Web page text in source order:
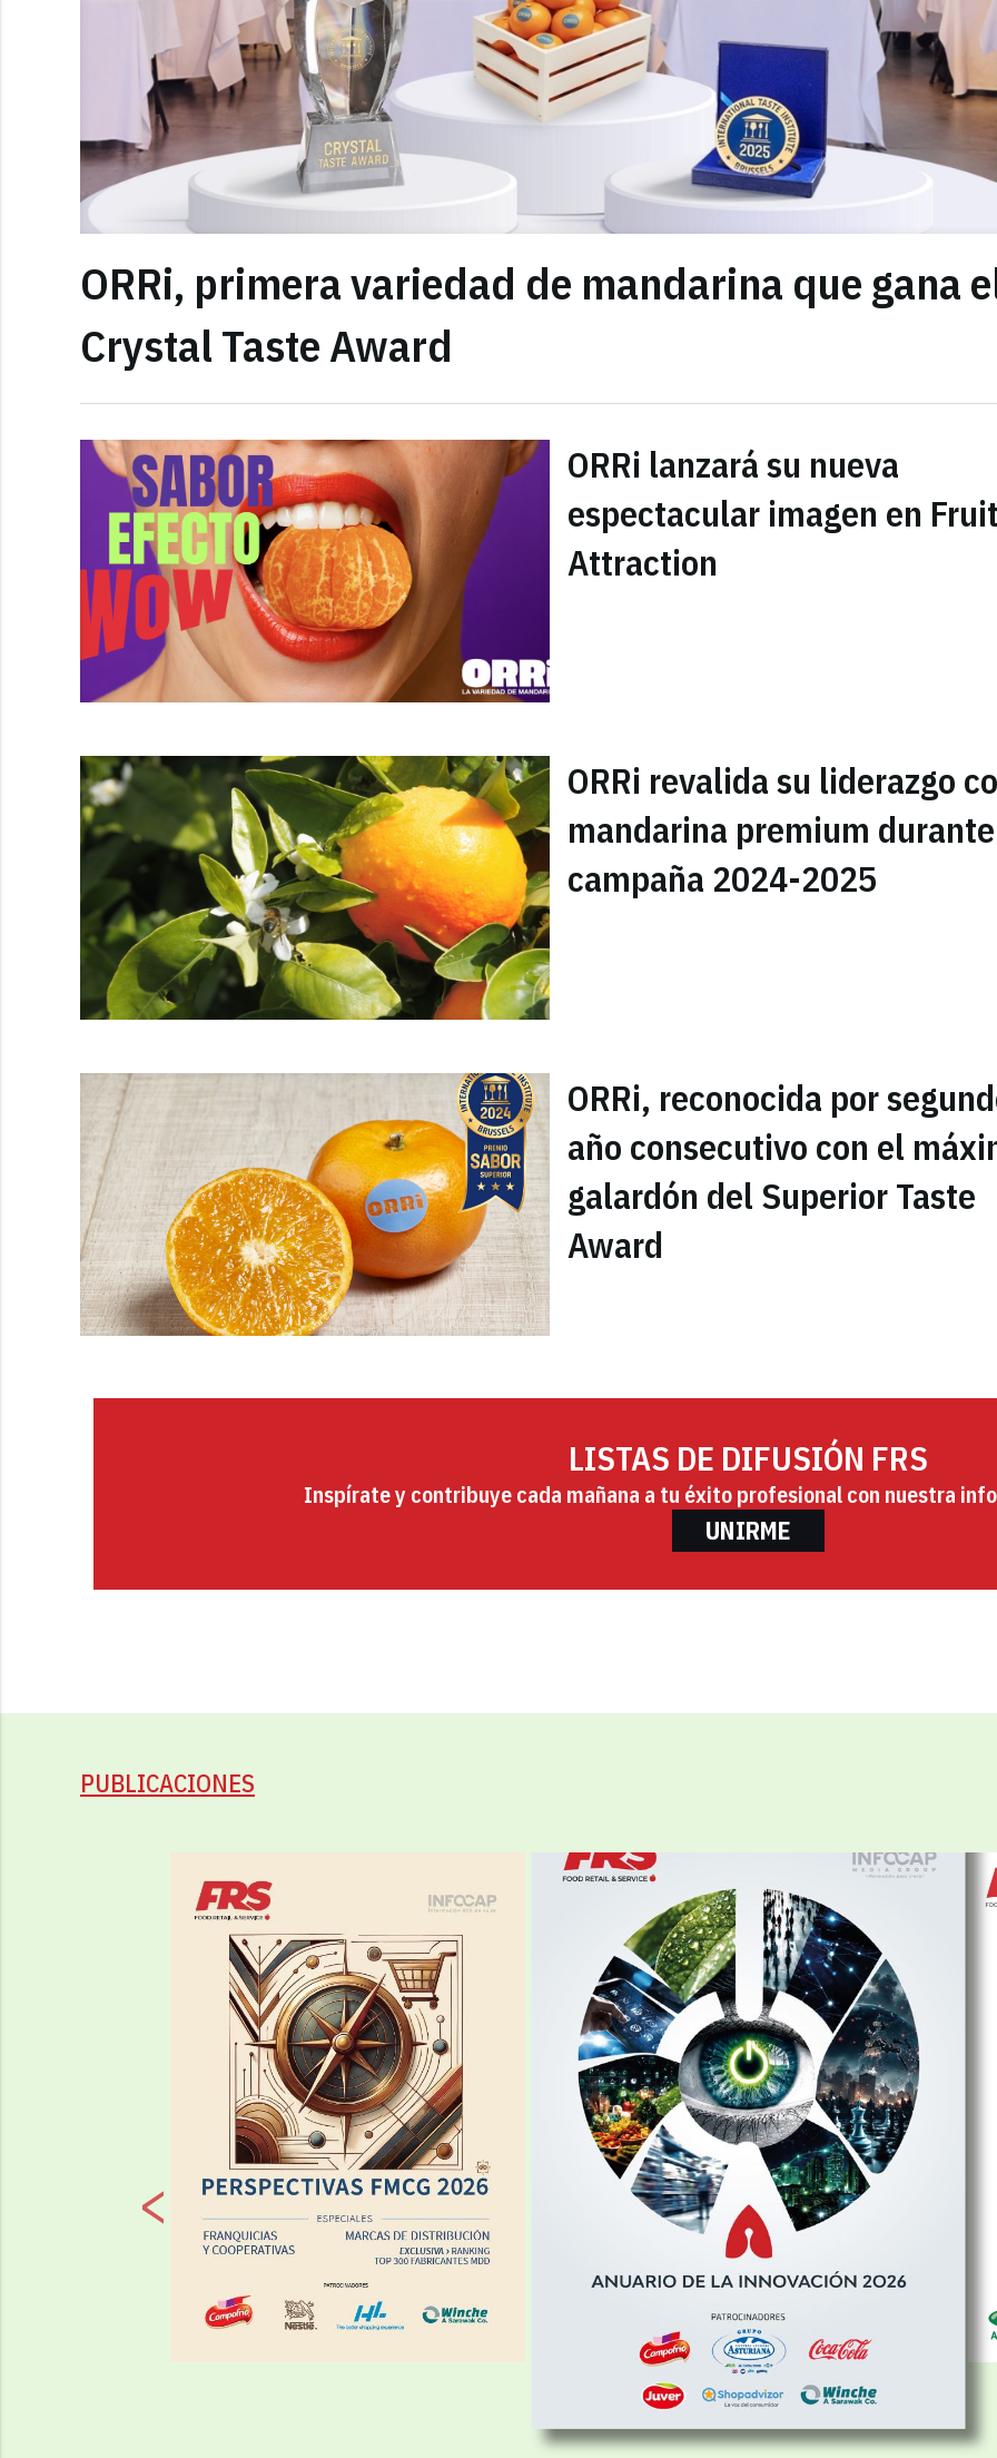
ORRi, primera variedad de mandarina que gana
Crystal Taste Award
ORRi lanzará su nueva
espectacular imagen en
Attraction
ORRi revalida su liderazgo
mandarina premium
campaña 2024-2025
ORRi, reconocida por
año consecutivo con el
galardón del Superior Taste
Award
LISTAS DE DIFUSIÓN FRS
Inspírate y contribuye cada mañana a tu éxito profesional con nuestra
UNIRME
PUBLICACIONES